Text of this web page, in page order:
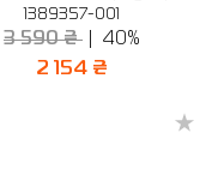
1389357-001
3 590 ₴ 40%
2 154 ₴